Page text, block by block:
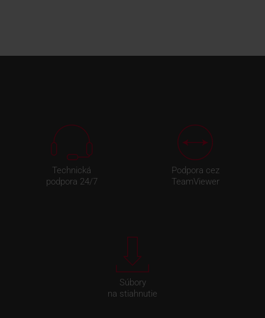
Technická
podpora 24/7
Podpora cez
TeamViewer
Súbory
na stiahnutie